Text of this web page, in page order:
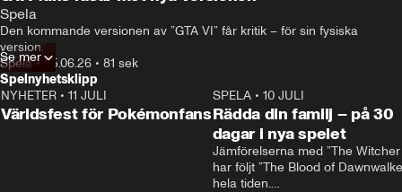
Spela
Den kommande versionen av ”GTA VI” får kritik – för sin fysiska
version.
Spela• 25.06.26 • 81 sek
Se mer
Spelnyhetsklipp
NYHETER • 11 JULI
Världsfest för Pokémonfans
SPELA• 10 JULI
Rädda din familj – på 30
dagar i nya spelet
Jämförelserna med ”The Witcher
har följt ”The Blood of
hela tiden.